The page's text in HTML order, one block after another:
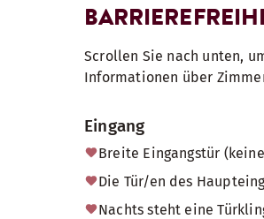
Scrollen Sie nach unten,
Informationen über
Eingang
Breite Eingangstür
Die Tür/en des
Nachts steht eine